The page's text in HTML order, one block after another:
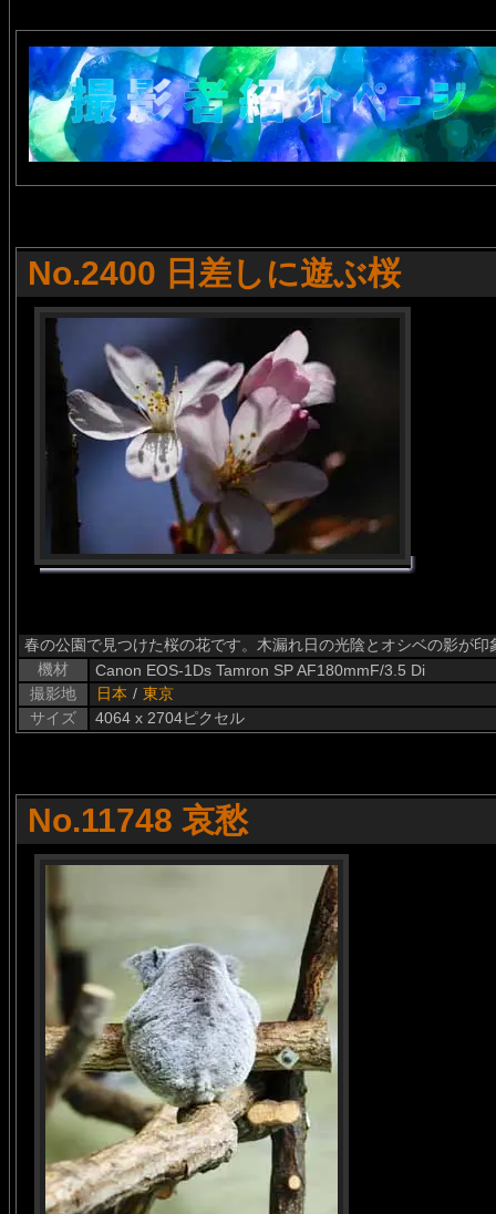
No.2400 日差しに遊ぶ桜
春の公園で見つけた桜の花です。木漏れ日の光陰とオシベの影が印
機材
Canon EOS-1Ds Tamron SP AF180mmF/3.5 Di
撮影地
日本 / 東京
サイズ
4064 x 2704ピクセル
No.11748 哀愁